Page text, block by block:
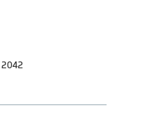
2042